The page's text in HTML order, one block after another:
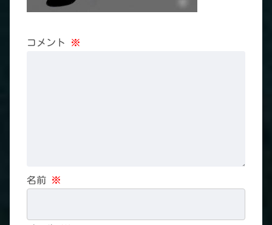
コメント ※
名前 ※